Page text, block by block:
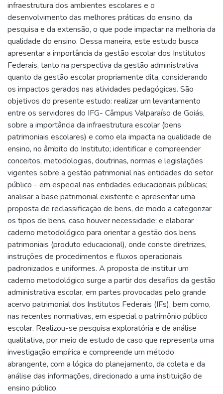
infraestrutura dos ambientes escolares e o
desenvolvimento das melhores práticas do ensino, da
pesquisa e da extensão, o que pode impactar na melhoria da
qualidade do ensino. Dessa maneira, este estudo busca
apresentar a importância da gestão escolar dos Institutos
Federais, tanto na perspectiva da gestão administrativa
quanto da gestão escolar propriamente dita, considerando
os impactos gerados nas atividades pedagógicas. São
objetivos do presente estudo: realizar um levantamento
entre os servidores do IFG- Câmpus Valparaíso de Goiás,
sobre a importância da infraestrutura escolar (bens
patrimoniais escolares) e como ela impacta na qualidade de
ensino, no âmbito do Instituto; identificar e compreender
conceitos, metodologias, doutrinas, normas e legislações
vigentes sobre a gestão patrimonial nas entidades do setor
público - em especial nas entidades educacionais públicas;
analisar a base patrimonial existente e apresentar uma
proposta de reclassificação de bens, de modo a categorizar
os tipos de bens, caso houver necessidade; e elaborar
caderno metodológico para orientar a gestão dos bens
patrimoniais (produto educacional), onde conste diretrizes,
instruções de procedimentos e fluxos operacionais
padronizados e uniformes. A proposta de instituir um
caderno metodológico surge a partir dos desafios da gestão
administrativa escolar, em partes provocadas pelo grande
acervo patrimonial dos Institutos Federais (IFs), bem como,
nas recentes normativas, em especial o patrimônio público
escolar. Realizou-se pesquisa exploratória e de análise
qualitativa, por meio de estudo de caso que representa uma
investigação empírica e compreende um método
abrangente, com a lógica do planejamento, da coleta e da
análise das informações, direcionado a uma instituição de
ensino público.